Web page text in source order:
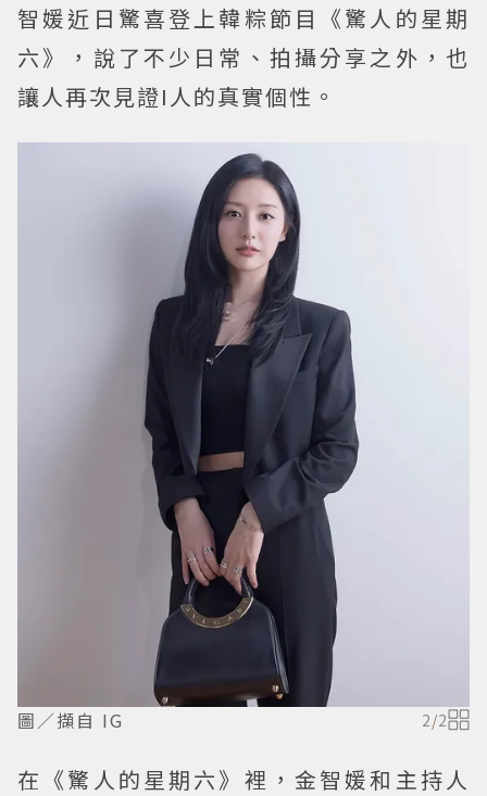
智媛近日驚喜登上韓粽節目《驚人的星期
六》，說了不少日常、拍攝分享之外，也
讓人再次見證I人的真實個性。
圖／擷自 IG 2/2
在《驚人的星期六》裡，金智媛和主持人